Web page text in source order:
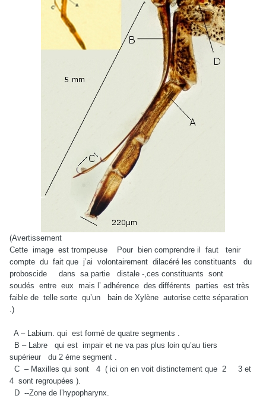
(Avertissement
Cette image est trompeuse Pour bien comprendre il faut tenir
compte du fait que j’ai volontairement dilacéré les constituants du
proboscide dans sa partie distale -,ces constituants sont
soudés entre eux mais l’ adhérence des différents parties est très
faible de telle sorte qu’un bain de Xylène autorise cette séparation
.)
A – Labium. qui est formé de quatre segments .
B – Labre qui est impair et ne va pas plus loin qu’au tiers
supérieur du 2 éme segment .
C – Maxilles qui sont 4 ( ici on en voit distinctement que 2 3 et
4 sont regroupées ).
D --Zone de l’hypopharynx.